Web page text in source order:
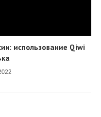
использование Qiwi